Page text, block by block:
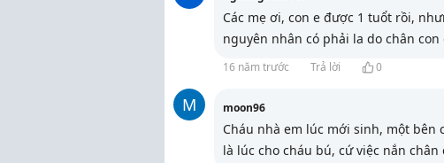
Các mẹ ơi, con e được 1 tuổt rồi,
nguyên nhân có phải la do chân con
16 năm trước Trả lời 0
M moon96
Cháu nhà em lúc mới sinh, một bên
là lúc cho cháu bú, cứ việc nắn chân